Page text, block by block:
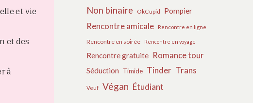
et vie
et des
à
Non binaire OkCupid Pompier
Rencontre amicale Rencontre en ligne
Rencontre en soirée Rencontre en voyage
Rencontre gratuite Romance tour
Séduction Timide Tinder Trans
Veuf Végan Étudiant